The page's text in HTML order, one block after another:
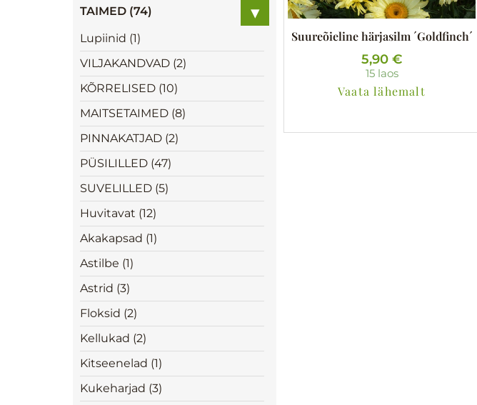
TAIMED (74) ▾
Lupiinid (1)
VILJAKANDVAD (2)
KÕRRELISED (10)
MAITSETAIMED (8)
PINNAKATJAD (2)
PÜSILILLED (47)
SUVELILLED (5)
Huvitavat (12)
Akakapsad (1)
Astilbe (1)
Astrid (3)
Floksid (2)
Kellukad (2)
Kitseenelad (1)
Kukeharjad (3)
Suureõieline härjasilm ´Goldfinch´
5,90 €
15 laos
Vaata lähemalt